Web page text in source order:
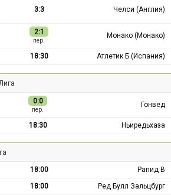
3:3 Челси (Англия)
2:1
пер.
Монако (Монако)
18:30 Атлетик Б (Испания)
0:0
пер.
Гонвед
18:30 Ньиредьхаза
18:00
Рапид В
18:00 Ред Булл Зальцбург